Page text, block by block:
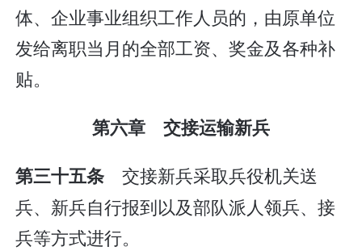
体、企业事业组织工作人员的，由原单位
发给离职当月的全部工资、奖金及各种补
贴。
第六章 交接运输新兵
第三十五条 交接新兵采取兵役机关送
兵、新兵自行报到以及部队派人领兵、接
兵等方式进行。